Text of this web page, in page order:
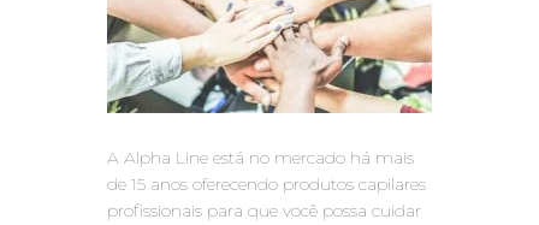
A Alpha Line está no mercado há mais
de 15 anos oferecendo produtos capilares
profissionais para que você possa cuidar